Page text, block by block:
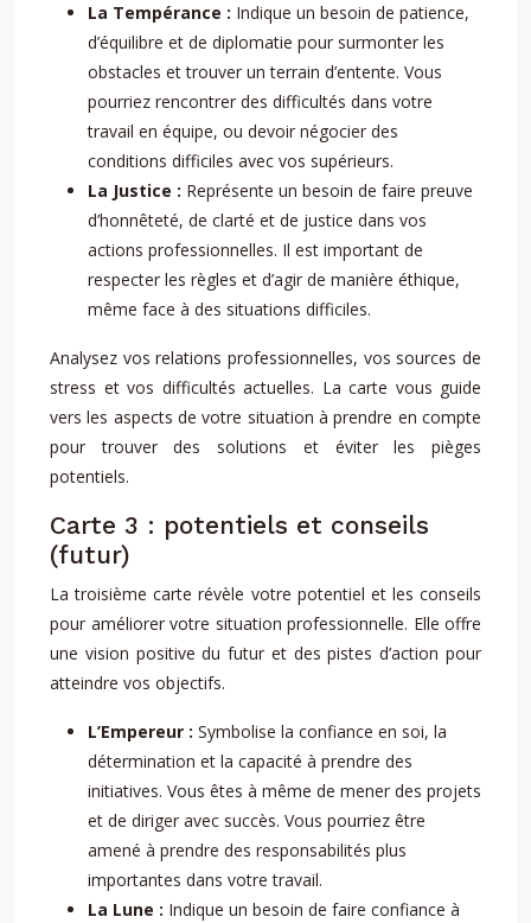
La Tempérance : Indique un besoin de patience,
d’équilibre et de diplomatie pour surmonter les
obstacles et trouver un terrain d’entente. Vous
pourriez rencontrer des difficultés dans votre
travail en équipe, ou devoir négocier des
conditions difficiles avec vos supérieurs.
La Justice : Représente un besoin de faire preuve
d’honnêteté, de clarté et de justice dans vos
actions professionnelles. Il est important de
respecter les règles et d’agir de manière éthique,
même face à des situations difficiles.
Analysez vos relations professionnelles, vos sources de
stress et vos difficultés actuelles. La carte vous guide
vers les aspects de votre situation à prendre en compte
pour trouver des solutions et éviter les pièges
potentiels.
Carte 3 : potentiels et conseils
(futur)
La troisième carte révèle votre potentiel et les conseils
pour améliorer votre situation professionnelle. Elle offre
une vision positive du futur et des pistes d’action pour
atteindre vos objectifs.
L’Empereur : Symbolise la confiance en soi, la
détermination et la capacité à prendre des
initiatives. Vous êtes à même de mener des projets
et de diriger avec succès. Vous pourriez être
amené à prendre des responsabilités plus
importantes dans votre travail.
La Lune : Indique un besoin de faire confiance à